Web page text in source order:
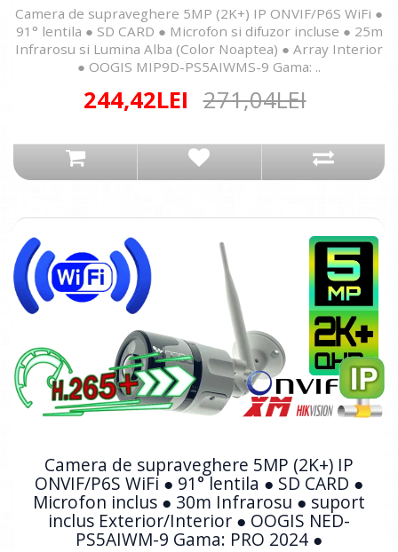
Camera de supraveghere 5MP (2K+) IP ONVIF/P6S WiFi ●
91° lentila ● SD CARD ● Microfon si difuzor incluse ● 25m
Infrarosu si Lumina Alba (Color Noaptea) ● Array Interior
● OOGIS MIP9D-PS5AIWMS-9 Gama: ..
244,42LEI 271,04LEI
Camera de supraveghere 5MP (2K+) IP
ONVIF/P6S WiFi ● 91° lentila ● SD CARD ●
Microfon inclus ● 30m Infrarosu ● suport
inclus Exterior/Interior ● OOGIS NED-
PS5AIWM-9 Gama: PRO 2024 ●